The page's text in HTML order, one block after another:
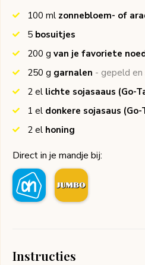
100 ml zonnebloem- of
5 bosuitjes
200 g van je favoriete
250 g garnalen - gepeld en
2 el lichte sojasaaus (Go-
1 el donkere sojasaus (Go-
2 el honing
Direct in je mandje bij:
Instructies